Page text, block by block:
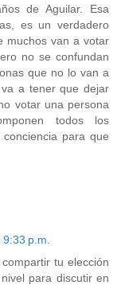
de Aguilar. Esa
es un verdadero
muchos van a votar
no se confundan
que no lo van a
a tener que dejar
votar una persona
todos los
para que
p.m.
tu elección
para discutir en